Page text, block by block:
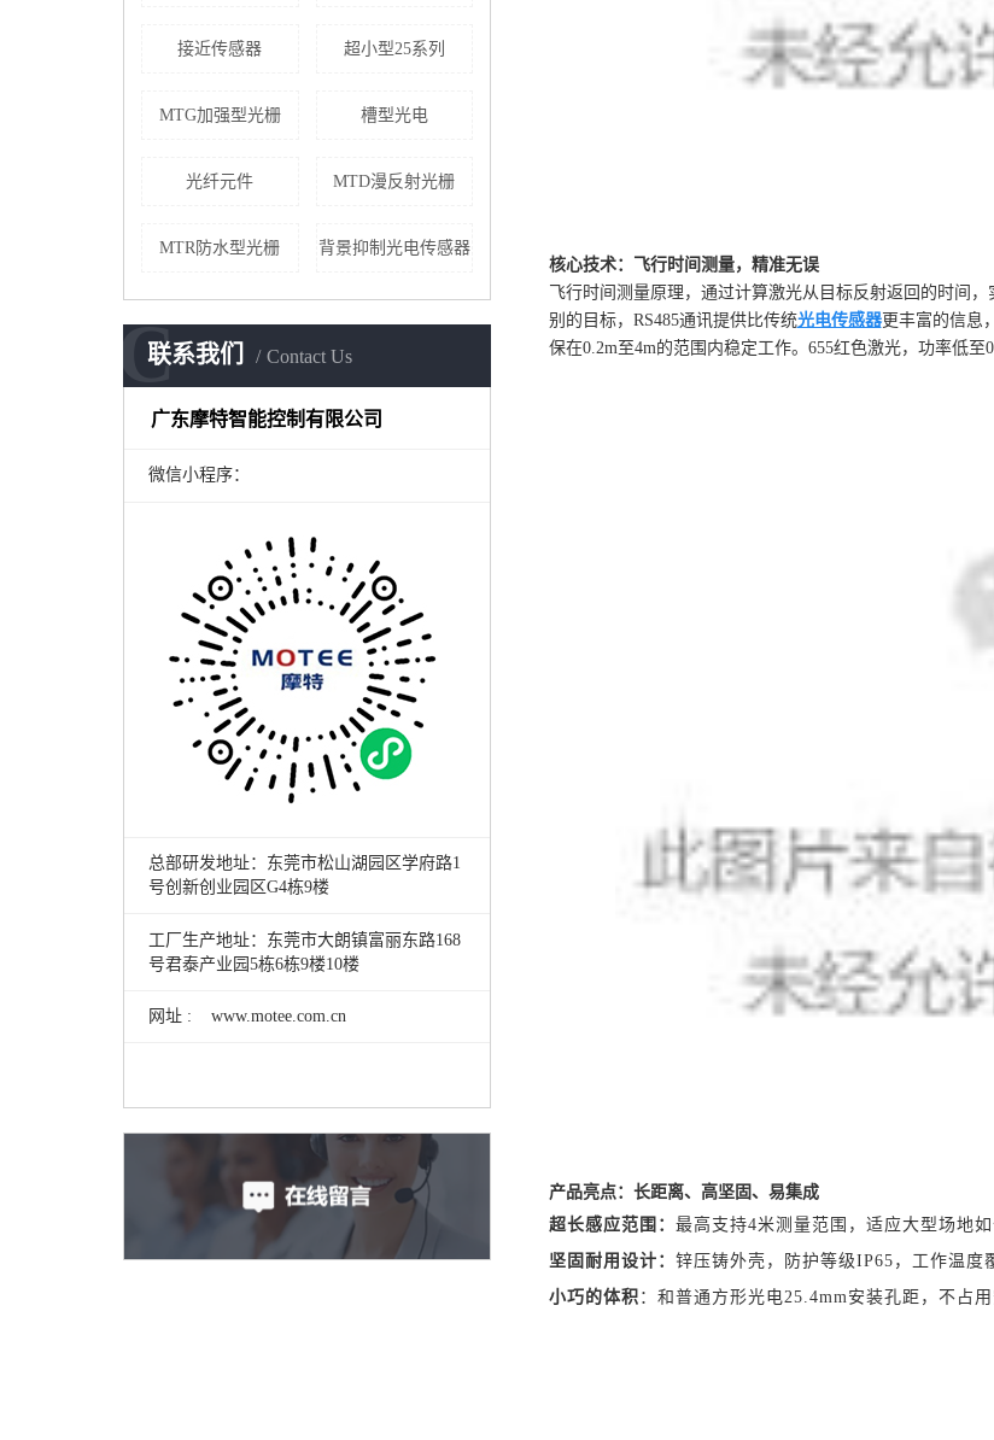
接近传感器 超小型25系列
MTG加强型光栅 槽型光电
光纤元件 MTD漫反射光栅
MTR防水型光栅 背景抑制光电传感器
联系我们 Contact Us
C
广东摩特智能控制有限公司
微信小程序：
总部研发地址：东莞市松山湖园区学府路1
号创新创业园区G4栋9楼
工厂生产地址：东莞市大朗镇富丽东路168
号君泰产业园5栋6栋9楼10楼
网址 : www.motee.com.cn
核心技术：飞行时间测量，精准无误
飞行时间测量原理，通过计算激光从目标反射返回的时间
别的目标， RS485通讯提供比传统光电传感器更丰富的信息
保在0.2m至4m的范围内稳定工作。655红色激光，功率低至
产品亮点：长距离、高坚固、易集成
超长感应范围： 最高支持4米测量范围，适应大型场地如
坚固耐用设计： 锌压铸外壳，防护等级IP65，工作温
小巧的体积 ：和普通方形光电25.4mm安装孔距，不占